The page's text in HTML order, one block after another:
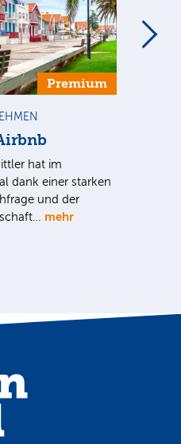
Premium
hat im
dank einer starken
und der
mehr